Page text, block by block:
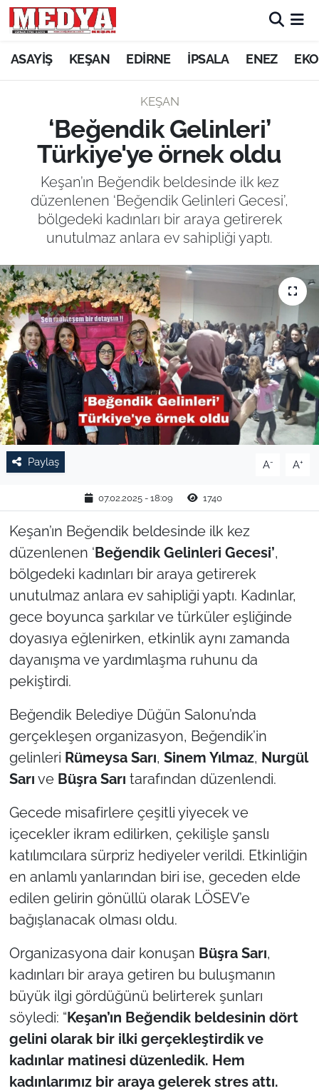
ASAYİŞ KEŞAN EDİRNE İPSALA ENEZ
KEŞAN
‘Beğendik Gelinleri’
Türkiye'ye örnek oldu
Keşan’ın Beğendik beldesinde ilk kez
düzenlenen ‘Beğendik Gelinleri Gecesi’,
bölgedeki kadınları bir araya getirerek
unutulmaz anlara ev sahipliği yaptı.
Paylaş A- A+
07.02.2025 - 18:09 1740
Keşan’ın Beğendik beldesinde ilk kez
düzenlenen ‘Beğendik Gelinleri Gecesi’,
bölgedeki kadınları bir araya getirerek
unutulmaz anlara ev sahipliği yaptı. Kadınlar,
gece boyunca şarkılar ve türküler eşliğinde
doyasıya eğlenirken, etkinlik aynı zamanda
dayanışma ve yardımlaşma ruhunu da
pekiştirdi.
Beğendik Belediye Düğün Salonu’nda
gerçekleşen organizasyon, Beğendik’in
gelinleri Rümeysa Sarı, Sinem Yılmaz, Nurgül
Sarı ve Büşra Sarı tarafından düzenlendi.
Gecede misafirlere çeşitli yiyecek ve
içecekler ikram edilirken, çekilişle şanslı
katılımcılara sürpriz hediyeler verildi. Etkinliğin
en anlamlı yanlarından biri ise, geceden elde
edilen gelirin gönüllü olarak LÖSEV’e
bağışlanacak olması oldu.
Organizasyona dair konuşan Büşra Sarı,
kadınları bir araya getiren bu buluşmanın
büyük ilgi gördüğünü belirterek şunları
söyledi: “Keşan’ın Beğendik beldesinin dört
gelini olarak bir ilki gerçekleştirdik ve
kadınlar matinesi düzenledik. Hem
kadınlarımız bir araya gelerek stres attı.
KEŞAN
ASAYİŞ
SİYASET
GÜNDEM
EKONOMİ
SAĞLIK
EĞİTİM
TARIM VE HAYVANCILIK
KÜLTÜR SANAT
RESMİ İLAN
SPOR
EDİRNE
KIRKLARELİ
ÇANAKKALE
TÜRKİYE
Bölge
Güvenlik
Genel
Politika
Flaş Haber
Dış Haberler
Magazin
İş Dünyası
Bilim Teknoloji
English News
Canlı Maç